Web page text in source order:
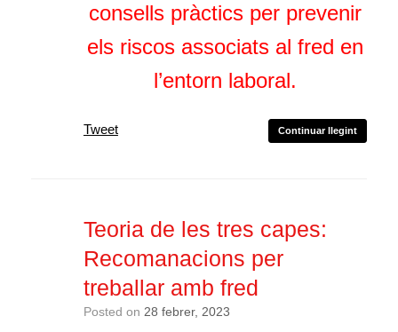
consells pràctics per prevenir
els riscos associats al fred en
l’entorn laboral.
Continuar llegint
Tweet
Teoria de les tres capes:
Recomanacions per
treballar amb fred
Posted on 28 febrer, 2023